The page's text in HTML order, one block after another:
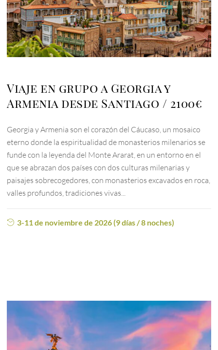
Viaje en grupo a Georgia y
Armenia desde Santiago
2100€
Georgia y Armenia son el corazón del Cáucaso, un mosaico
eterno donde la espiritualidad de monasterios milenarios se
funde con la leyenda del Monte Ararat, en un entorno en el
que se abrazan dos países con dos culturas milenarias y
paisajes sobrecogedores, con monasterios excavados en roca,
valles profundos, tradiciones vivas...
3-11 de noviembre de 2026 (9 días / 8 noches)